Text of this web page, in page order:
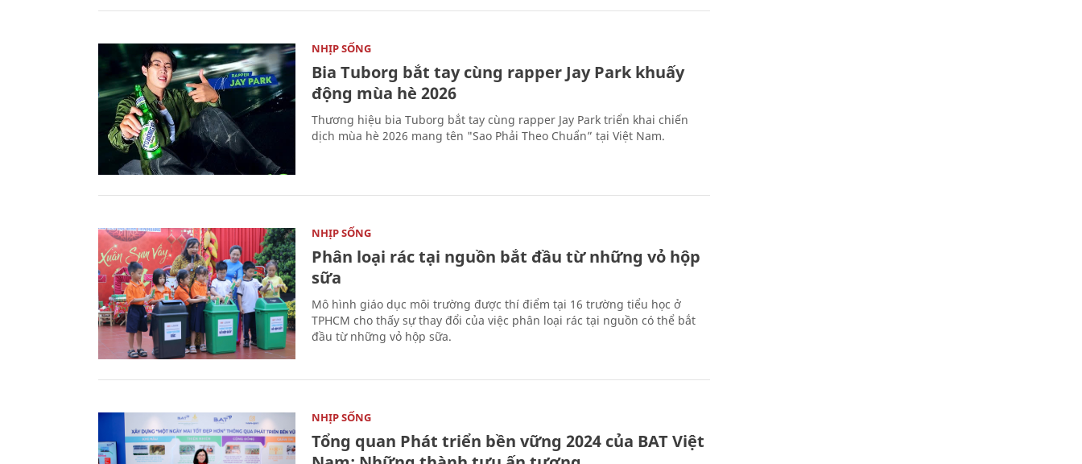
NHỊP SỐNG
Bia Tuborg bắt tay cùng rapper Jay Park khuấy
động mùa hè 2026
Thương hiệu bia Tuborg bắt tay cùng rapper Jay Park triển khai chiến
dịch mùa hè 2026 mang tên "Sao Phải Theo Chuẩn” tại Việt Nam.
NHỊP SỐNG
Phân loại rác tại nguồn bắt đầu từ những vỏ hộp
sữa
Mô hình giáo dục môi trường được thí điểm tại 16 trường tiểu học ở
TPHCM cho thấy sự thay đổi của việc phân loại rác tại nguồn có thể bắt
đầu từ những vỏ hộp sữa.
NHỊP SỐNG
Tổng quan Phát triển bền vững 2024 của BAT Việt